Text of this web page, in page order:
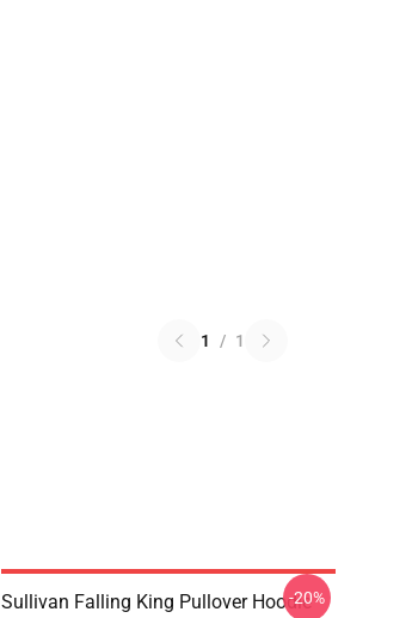
1 / 1
Sullivan Falling King Pullover Hoodie
-20%